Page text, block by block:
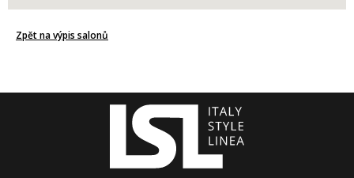
Zpět na výpis salonů